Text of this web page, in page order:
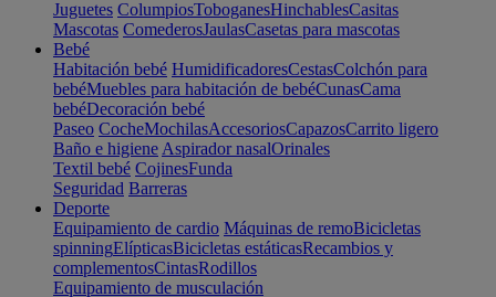
Juguetes ColumpiosToboganesHinchablesCasitas
Mascotas ComederosJaulasCasetas para mascotas
Bebé
Habitación bebé HumidificadoresCestasColchón para
bebéMuebles para habitación de bebéCunasCama
bebéDecoración bebé
Paseo CocheMochilasAccesoriosCapazosCarrito ligero
Baño e higiene Aspirador nasalOrinales
Textil bebé CojinesFunda
Seguridad Barreras
Deporte
Equipamiento de cardio Máquinas de remoBicicletas
spinningElípticasBicicletas estáticasRecambios y
complementosCintasRodillos
Equipamiento de musculación